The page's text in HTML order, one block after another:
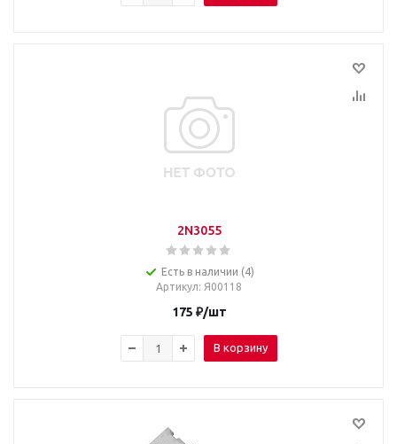
2N3055
Есть в наличии (4)
Артикул: Я00118
175 ₽/шт
В корзину